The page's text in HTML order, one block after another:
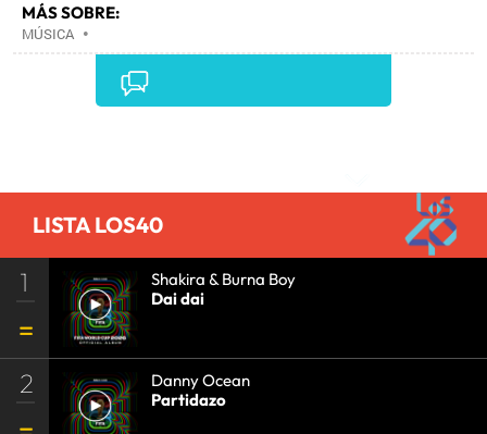
MÁS SOBRE:
MÚSICA •
LISTA LOS40
1
Shakira & Burna Boy
Dai dai
2
Danny Ocean
Partidazo